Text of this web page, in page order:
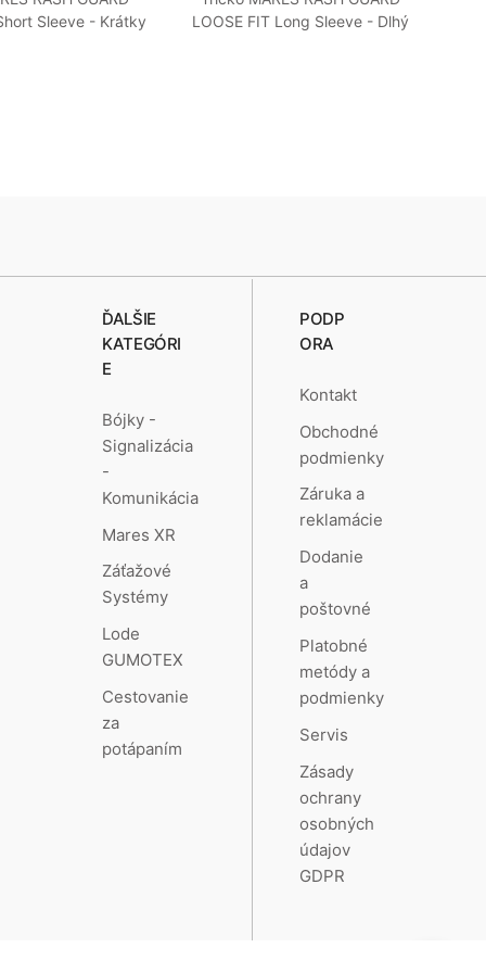
Sleeve - Krátky
LOOSE FIT Long Sleeve - Dlhý
ĎALŠIE
KATEGÓRI
E
Bójky -
Signalizácia
-
Komunikácia
Mares XR
Záťažové
Systémy
Lode
GUMOTEX
Cestovanie
za
potápaním
PODP
ORA
Kontakt
Obchodné
podmienky
Záruka a
reklamácie
Dodanie
a
poštovné
Platobné
metódy a
podmienky
Servis
Zásady
ochrany
osobných
údajov
GDPR